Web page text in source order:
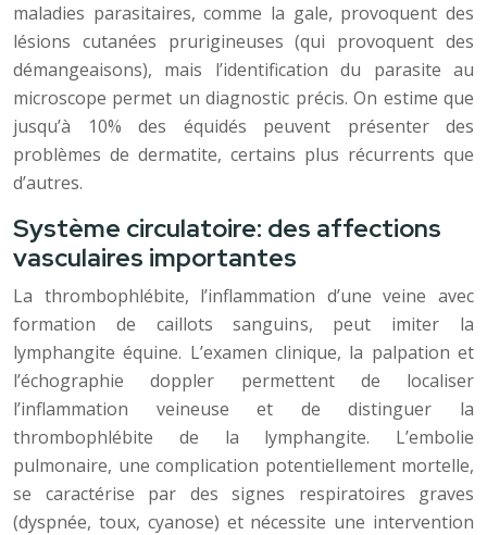
maladies parasitaires, comme la gale, provoquent des
lésions cutanées prurigineuses (qui provoquent des
démangeaisons), mais l’identification du parasite au
microscope permet un diagnostic précis. On estime que
jusqu’à 10% des équidés peuvent présenter des
problèmes de dermatite, certains plus récurrents que
d’autres.
Système circulatoire: des affections
vasculaires importantes
La thrombophlébite, l’inflammation d’une veine avec
formation de caillots sanguins, peut imiter la
lymphangite équine. L’examen clinique, la palpation et
l’échographie doppler permettent de localiser
l’inflammation veineuse et de distinguer la
thrombophlébite de la lymphangite. L’embolie
pulmonaire, une complication potentiellement mortelle,
se caractérise par des signes respiratoires graves
(dyspnée, toux, cyanose) et nécessite une intervention